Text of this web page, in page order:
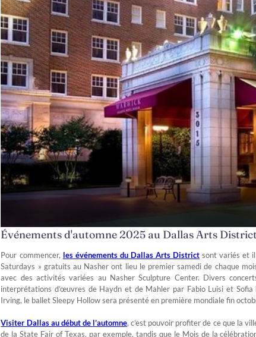
Événements d'automne 2025 au Dallas Arts District
Pour commencer, les événements du Dallas Arts Districtsont variés et il
Saturdays » gratuits au Nasher ont lieu le premier samedi de chaque
avec des activités variées au Nasher Sculpture Center. Divers
interprétations d’œuvres de Haydn et de Mahler par Fabio Luisi et
Irving, le ballet Sleepy Hollow sera présenté en première mondiale fin
Visiter Dallas au début de l’automne, c’est pouvoir profiter de ce que la
de la State Fair of Texas, par exemple, tandis que le Mois de la